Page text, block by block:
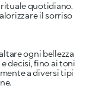
quotidiano.
il sorriso
ogni bellezza
decisi, fino ai toni
a diversi tipi